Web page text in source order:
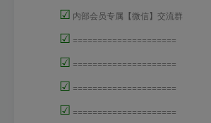
☑ 内部会员专属【微信】交流群
☑ =====================
☑ =====================
☑ =====================
☑ =====================